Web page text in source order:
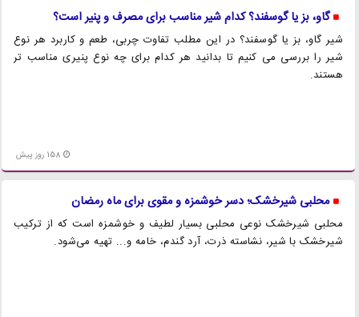
گاو، بز یا گوسفند؟ کدام شیر مناسب برای مصرف و پنیر است؟
شیر گاو، بز یا گوسفند؟ در این مطلب تفاوت چربی، طعم و کاربرد هر نوع
شیر را بررسی می کنیم تا بدانید هر کدام برای چه نوع پنیری مناسب تر
هستند.
158 روز پیش
محلبی شیرخشک؛ دسر خوشمزه و مقوی برای ماه رمضان
محلبی شیرخشک نوعی محلبی بسیار لطیف و خوشمزه است که از ترکیب
شیرخشک با شیر، نشاسته ذرت، آرد گندم، خامه و... تهیه می‌شود.